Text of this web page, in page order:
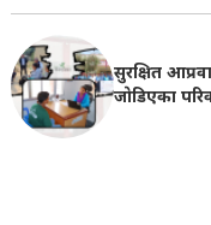
सुरक्षित
जाेडिएका